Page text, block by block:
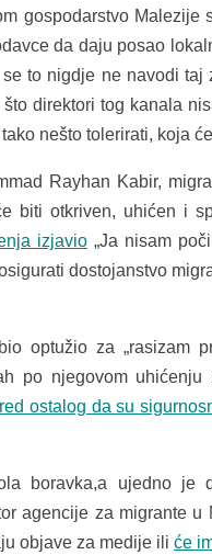
gospodarstvo
da daju posao
se to nigdje ne navodi taj
direktori tog kanala
nešto tolerirati, koja
Rayhan Kabir,
biti otkriven, uhićen i
izjavio„Ja nisam
dostojanstvo
optužio za „rasizam
po njegovom
ostalog da su
boravka,a ujedno
agencije za migrante
objave za medije iliće